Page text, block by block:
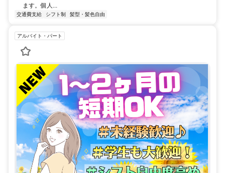
ます。個人...
交通費支給 シフト制 髪型・髪色自由
アルバイト・パート